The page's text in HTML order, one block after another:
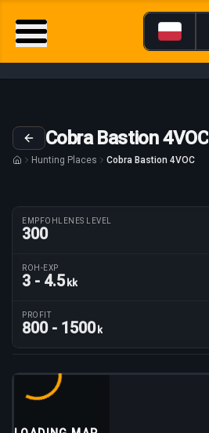
Cobra Bastion 4VOC
Hunting Places Cobra Bastion 4VOC
Routenparameter
EMPFOHLENES LEVEL
300
ROH-EXP
3 - 4.5 kk
PROFIT
800 - 1500 k